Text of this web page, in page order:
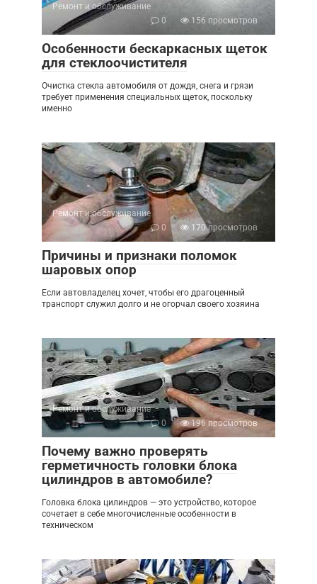
Ремонт и обслуживание
0
156 просмотров
Особенности бескаркасных щеток
для стеклоочистителя
Очистка стекла автомобиля от дождя, снега и грязи
требует применения специальных щеток, поскольку
именно
Ремонт и обслуживание
0
170 просмотров
Причины и признаки поломок
шаровых опор
Если автовладелец хочет, чтобы его драгоценный
транспорт служил долго и не огорчал своего хозяина
Ремонт и обслуживание
0
196 просмотров
Почему важно проверять
герметичность головки блока
цилиндров в автомобиле?
Головка блока цилиндров — это устройство, которое
сочетает в себе многочисленные особенности в
техническом